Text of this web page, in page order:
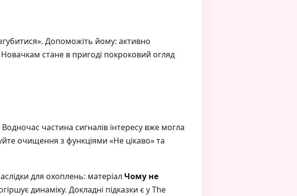
Допоможіть йому: активно
стане в пригоді покроковий огляд
Водночас частина сигналів інтересу вже могла
очищення з функціями «Не цікаво» та
для охоплень: матеріал Чому не
динаміку. Докладні підказки є у The